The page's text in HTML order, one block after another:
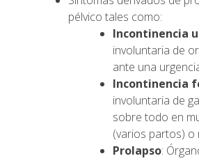
pélvico tales como:
Incontinencia
involuntaria de
ante una
Incontinencia
involuntaria de
sobre todo en
(varios partos) o
Prolapso: